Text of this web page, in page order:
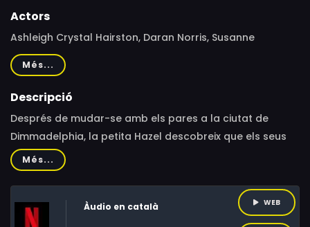
Actors
Ashleigh Crystal Hairston, Daran Norris, Susanne
Blakeslee
Més...
Descripció
Després de mudar-se amb els pares a la ciutat de
Dimmadelphia, la petita Hazel descobreix que els seus
veïns són en realitat un parell de padrins màgics.
Més...
Àudio en català WEB